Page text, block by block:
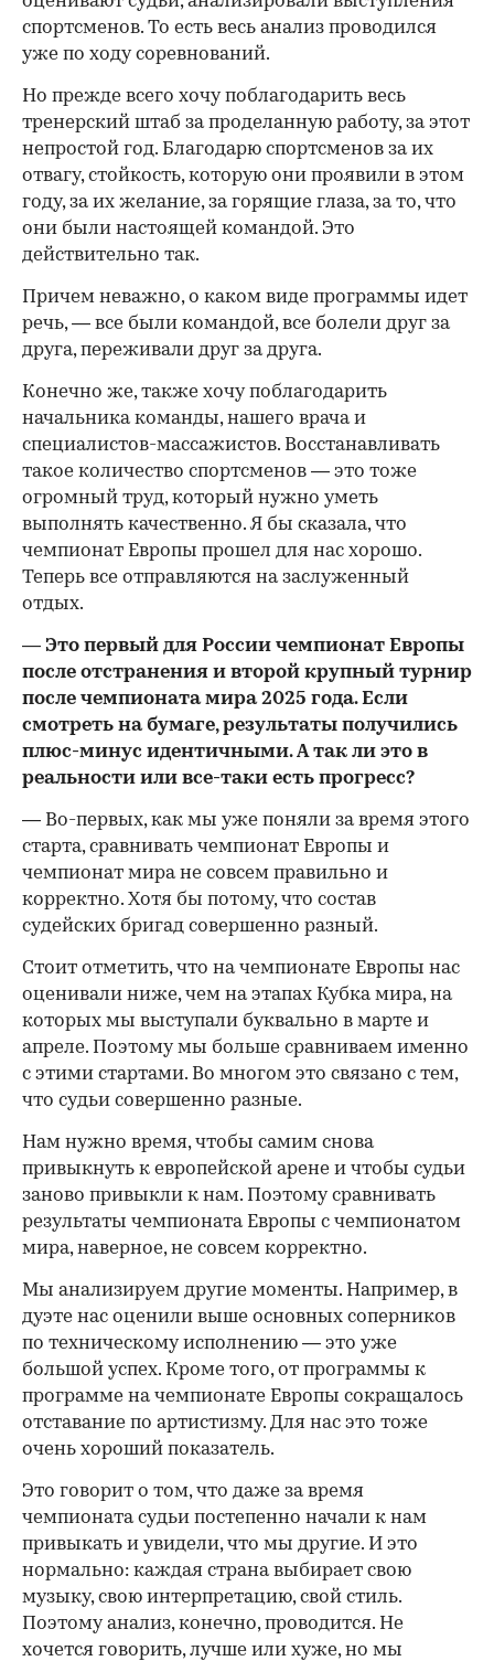
спортсменов. То есть весь анализ проводился
уже по ходу соревнований.
Но прежде всего хочу поблагодарить весь
тренерский штаб за проделанную работу, за этот
непростой год. Благодарю спортсменов за их
отвагу, стойкость, которую они проявили в этом
году, за их желание, за горящие глаза, за то, что
они были настоящей командой. Это
действительно так.
Причем неважно, о каком виде программы идет
речь, — все были командой, все болели друг за
друга, переживали друг за друга.
Конечно же, также хочу поблагодарить
начальника команды, нашего врача и
специалистов-массажистов. Восстанавливать
такое количество спортсменов — это тоже
огромный труд, который нужно уметь
выполнять качественно. Я бы сказала, что
чемпионат Европы прошел для нас хорошо.
Теперь все отправляются на заслуженный
отдых.
— Это первый для России чемпионат Европы
после отстранения и второй крупный турнир
после чемпионата мира 2025 года. Если
смотреть на бумаге, результаты получились
плюс-минус идентичными. А так ли это в
реальности или все-таки есть прогресс?
— Во-первых, как мы уже поняли за время этого
старта, сравнивать чемпионат Европы и
чемпионат мира не совсем правильно и
корректно. Хотя бы потому, что состав
судейских бригад совершенно разный.
Стоит отметить, что на чемпионате Европы нас
оценивали ниже, чем на этапах Кубка мира, на
которых мы выступали буквально в марте и
апреле. Поэтому мы больше сравниваем именно
с этими стартами. Во многом это связано с тем,
что судьи совершенно разные.
Нам нужно время, чтобы самим снова
привыкнуть к европейской арене и чтобы судьи
заново привыкли к нам. Поэтому сравнивать
результаты чемпионата Европы с чемпионатом
мира, наверное, не совсем корректно.
Мы анализируем другие моменты. Например, в
дуэте нас оценили выше основных соперников
по техническому исполнению — это уже
большой успех. Кроме того, от программы к
программе на чемпионате Европы сокращалось
отставание по артистизму. Для нас это тоже
очень хороший показатель.
Это говорит о том, что даже за время
чемпионата судьи постепенно начали к нам
привыкать и увидели, что мы другие. И это
нормально: каждая страна выбирает свою
музыку, свою интерпретацию, свой стиль.
Поэтому анализ, конечно, проводится. Не
хочется говорить, лучше или хуже, но мы